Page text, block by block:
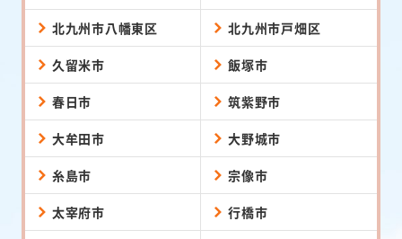
北九州市八幡東区 北九州市戸畑区
久留米市 飯塚市
春日市 筑紫野市
大牟田市 大野城市
糸島市 宗像市
太宰府市 行橋市